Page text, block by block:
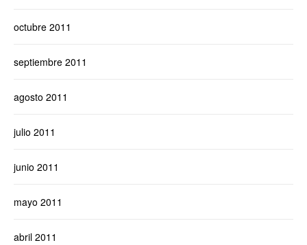
octubre 2011
septiembre 2011
agosto 2011
julio 2011
junio 2011
mayo 2011
abril 2011